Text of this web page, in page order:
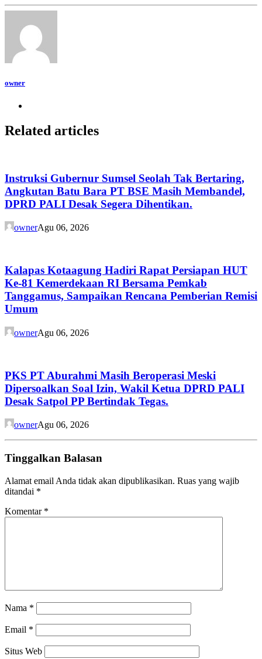
owner
Related articles
Instruksi Gubernur Sumsel Seolah Tak Bertaring,
Angkutan Batu Bara PT BSE Masih Membandel,
DPRD PALI Desak Segera Dihentikan.
ownerAgu 06, 2026
Kalapas Kotaagung Hadiri Rapat Persiapan HUT
Ke-81 Kemerdekaan RI Bersama Pemkab
Tanggamus, Sampaikan Rencana Pemberian Remisi
Umum
ownerAgu 06, 2026
PKS PT Aburahmi Masih Beroperasi Meski
Dipersoalkan Soal Izin, Wakil Ketua DPRD PALI
Desak Satpol PP Bertindak Tegas.
ownerAgu 06, 2026
Tinggalkan Balasan
Alamat email Anda tidak akan dipublikasikan. Ruas yang wajib
ditandai *
Komentar *
Nama *
Email *
Situs Web